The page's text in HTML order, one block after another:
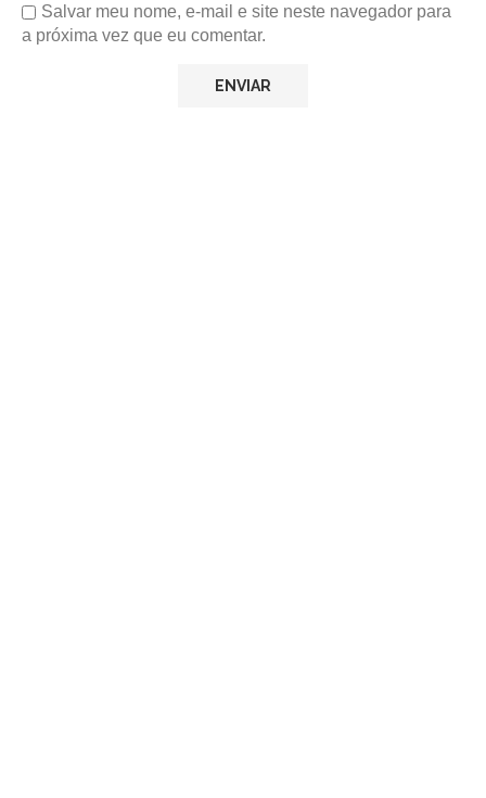
Salvar meu nome, e-mail e site neste navegador para
a próxima vez que eu comentar.